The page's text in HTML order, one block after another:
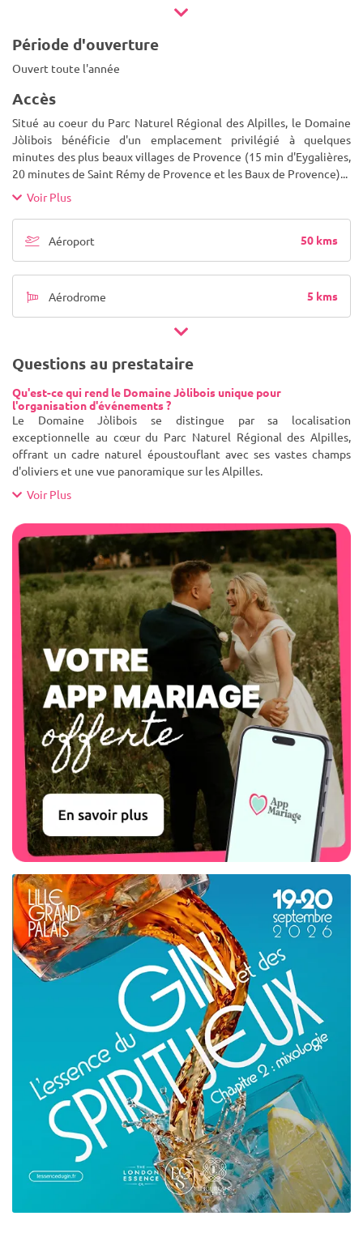
Période d'ouverture
Ouvert toute l'année
Accès
Situé au coeur du Parc Naturel Régional des Alpilles, le Domaine
Jòlibois bénéficie d'un emplacement privilégié à quelques
minutes des plus beaux villages de Provence (15 min d'Eygalières,
20 minutes de Saint Rémy de Provence et les Baux de Provence)...
Voir Plus
Aéroport 50 kms
Aérodrome 5 kms
Questions au prestataire
Qu'est-ce qui rend le Domaine Jòlibois unique pour
l'organisation d'événements ?
Le Domaine Jòlibois se distingue par sa localisation
exceptionnelle au cœur du Parc Naturel Régional des Alpilles,
offrant un cadre naturel époustouflant avec ses vastes champs
d'oliviers et une vue panoramique sur les Alpilles.
Voir Plus